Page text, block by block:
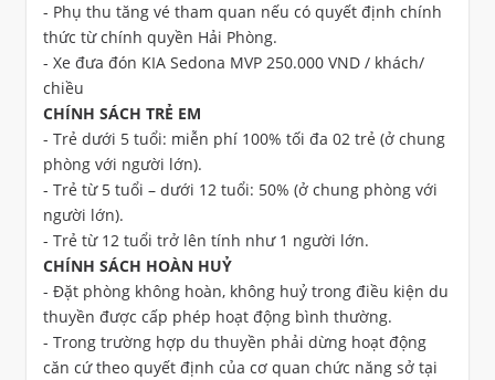
- Phụ thu tăng vé tham quan nếu có quyết định chính
thức từ chính quyền Hải Phòng.
- Xe đưa đón KIA Sedona MVP 250.000 VND / khách/
chiều
CHÍNH SÁCH TRẺ EM
- Trẻ dưới 5 tuổi: miễn phí 100% tối đa 02 trẻ (ở chung
phòng với người lớn).
- Trẻ từ 5 tuổi – dưới 12 tuổi: 50% (ở chung phòng với
người lớn).
- Trẻ từ 12 tuổi trở lên tính như 1 người lớn.
CHÍNH SÁCH HOÀN HUỶ
- Đặt phòng không hoàn, không huỷ trong điều kiện du
thuyền được cấp phép hoạt động bình thường.
- Trong trường hợp du thuyền phải dừng hoạt động
căn cứ theo quyết định của cơ quan chức năng sở tại